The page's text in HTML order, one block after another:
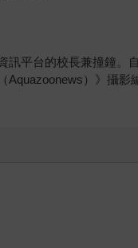
訊平台的校長兼撞鐘
）》攝影